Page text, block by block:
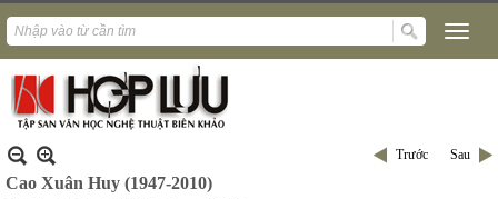
Trước Sau
Cao Xuân Huy (1947-2010)